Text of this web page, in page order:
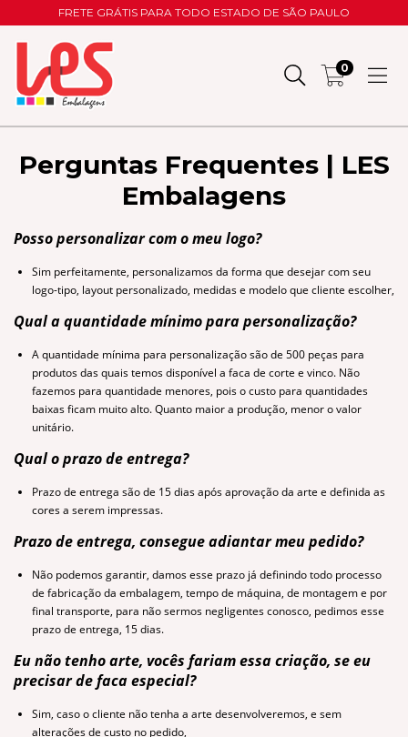
FRETE GRÁTIS PARA TODO ESTADO DE SÃO PAULO
0
Perguntas Frequentes | LES
Embalagens
Posso personalizar com o meu logo?
Sim perfeitamente, personalizamos da forma que desejar com seu
logo-tipo, layout personalizado, medidas e modelo que cliente escolher,
Qual a quantidade mínimo para personalização?
A quantidade mínima para personalização são de 500 peças para
produtos das quais temos disponível a faca de corte e vinco. Não
fazemos para quantidade menores, pois o custo para quantidades
baixas ficam muito alto. Quanto maior a produção, menor o valor
unitário.
Qual o prazo de entrega?
Prazo de entrega são de 15 dias após aprovação da arte e definida as
cores a serem impressas.
Prazo de entrega, consegue adiantar meu pedido?
Não podemos garantir, damos esse prazo já definindo todo processo
de fabricação da embalagem, tempo de máquina, de montagem e por
final transporte, para não sermos negligentes conosco, pedimos esse
prazo de entrega, 15 dias.
Eu não tenho arte, vocês fariam essa criação, se eu
precisar de faca especial?
Sim, caso o cliente não tenha a arte desenvolveremos, e sem
alterações de custo no pedido,